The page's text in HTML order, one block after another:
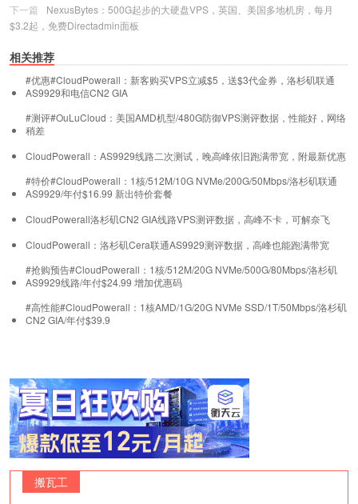
下一篇
NexusBytes：500G起步的大硬盘VPS，英国、美国多地机房，每月
$3.2起，免费Directadmin面板
相关推荐
#优惠#CloudPowerall：新客购买VPS立减$5，送$3代金券，洛杉矶联通
AS9929和电信CN2 GIA
#测评#OuLuCloud：美国AMD机型/480G防御VPS测评数据，性能好，网络
稍差
CloudPowerall：AS9929线路二次测试，晚高峰依旧跑满带宽，附最新优惠
#特价#CloudPowerall：1核/512M/10G NVMe/200G/50Mbps/洛杉矶联通
AS9929/年付$16.99 新出特价套餐
CloudPowerall洛杉矶CN2 GIA线路VPS测评数据，高峰不卡，可解奈飞
CloudPowerall：洛杉矶Cera联通AS9929测评数据，高峰也能跑满带宽
#抢购预告#CloudPowerall：1核/512M/20G NVMe/500G/80Mbps/洛杉矶
AS9929线路/年付$24.99 增加优惠码
#高性能#CloudPowerall：1核AMD/1G/20G NVMe SSD/1T/50Mbps/洛杉矶
CN2 GIA/年付$39.9
搬瓦工